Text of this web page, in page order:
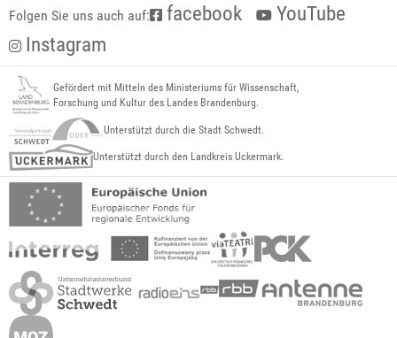
Folgen Sie uns auch auf: facebook
YouTube
Instagram
Gefördert mit Mitteln des Ministeriums für Wissenschaft,
Forschung und Kultur des Landes Brandenburg.
Unterstützt durch die Stadt Schwedt.
Unterstützt durch den Landkreis Uckermark.